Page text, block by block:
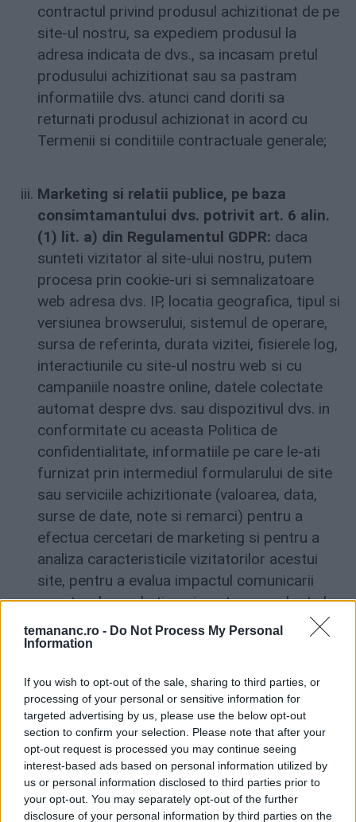
temananc.ro - Do Not Process My Personal
Information
If you wish to opt-out of the sale, sharing to third parties, or
processing of your personal or sensitive information for
targeted advertising by us, please use the below opt-out
section to confirm your selection. Please note that after your
opt-out request is processed you may continue seeing
interest-based ads based on personal information utilized by
us or personal information disclosed to third parties prior to
your opt-out. You may separately opt-out of the further
disclosure of your personal information by third parties on the
contractul privind produsul achizitionat de pe
site-ul nostru, sa expediem produsul la
adresa indicata de dvs., sa incasam pretul
produsului achizitionat sau sa pastram
informatiile dvs. atunci cand doriti sa
returnati produsul achizionat in acord cu
Termenii si conditiile contractuale generale;
Marketing si relatii publice, pe baza
consimtamantului dvs. potrivit art. 6 alin.
(1) lit. a) din Regulamentul GDPR: daca
sunteti vizitator al site-ului nostru, putem
procesa prin cookie-uri si semnalizatoare
web adresa dvs. IP, locatia geografica, tipul si
versiunea browserului, sistemul de operare,
sursa de referinta, durata vizitei, fisierele log,
interactiunile cu site-ul nostru web si cu
campaniile noastre online, datele colectate
automat despre dvs. sau dispozitivul dvs. in
conformitate cu aceasta Politica de
confidentialitate, informatiile pe care le-ati
furnizat prin intermediul formularului de site
sau serviciile achizitionate (valoarea, data,
surse de date, note si remarci) pentru a
efectua cercetari de marketing si pentru a
analiza caracteristicile vizitatorilor acestui
site, pentru a evalua impactul comunicarii
noastre de marketing si pentru a o adapta la
tendintele detectate, pentru a planifica
viitoarele noastre activitati de marketing,
pentru a personaliza serviciile si comunicarile
pentru dvs., pentru a orienta publicitatea sau
pentru a oferi marketing direct a acelorasi
sau a unor produse si servicii similare. De
asemenea, daca sunteti abonatul nostru la
newsletter, puteti primi materialele noastre
de marketing, va putem procesa datele